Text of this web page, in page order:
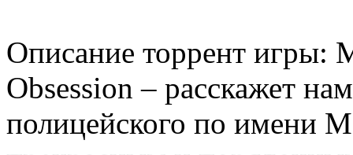
Описание торрент игры:
Obsession – расскажет
полицейского по имени